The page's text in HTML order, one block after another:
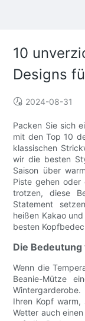
10
Designs
2024-08-31
Packen Sie sich
mit den Top 10
klassischen
wir die besten
Saison über
Piste gehen
trotzen, diese
Statement
heißen Kakao
besten
Die
Wenn die
Beanie-Mütze
Wintergarderobe.
Ihren Kopf
Wetter auch